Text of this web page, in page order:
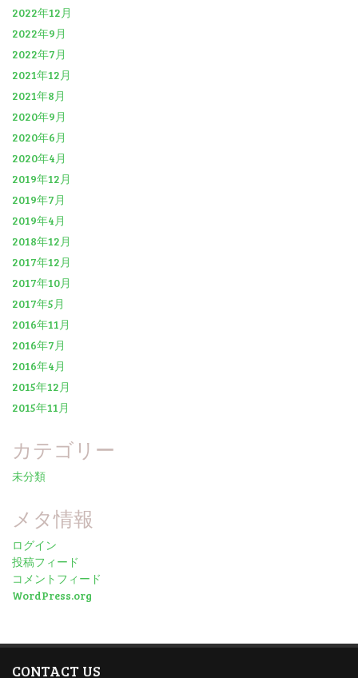
2022年12月
2022年9月
2022年7月
2021年12月
2021年8月
2020年9月
2020年6月
2020年4月
2019年12月
2019年7月
2019年4月
2018年12月
2017年12月
2017年10月
2017年5月
2016年11月
2016年7月
2016年4月
2015年12月
2015年11月
カテゴリー
未分類
メタ情報
ログイン
投稿フィード
コメントフィード
WordPress.org
CONTACT US